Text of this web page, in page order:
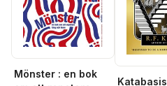
Mönster : en bok
Katabasis